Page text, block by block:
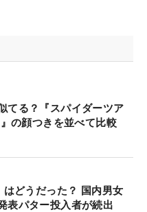
てる？『スパイダーツア
の顔つきを並べて比較
どうだった？ 国内男女
表パター投入者が続出